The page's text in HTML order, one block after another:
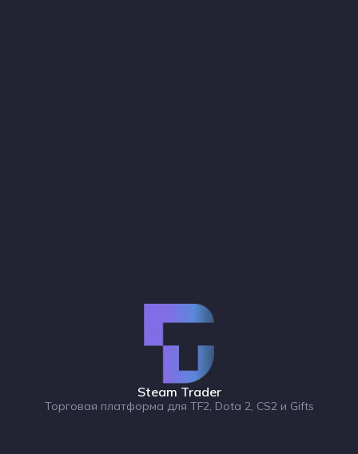
Steam Trader
Торговая платформа для TF2, Dota 2, CS2 и Gifts